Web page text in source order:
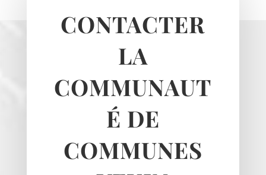
CONTACTER
LA
COMMUNAUT
É DE
COMMUNES